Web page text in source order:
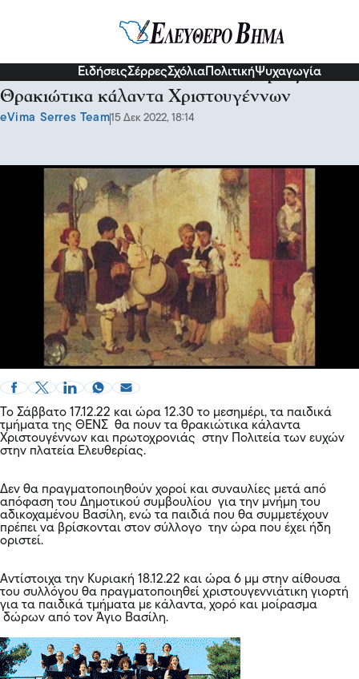
ΕιδήσειςΣέρρεςΣχόλια ΠολιτικήΨυχαγωγία
Το Σάββατο στην Πλατεία Ελευθερίας
Θρακιώτικα κάλαντα Χριστουγέννων
eVima Serres Team15 Δεκ 2022, 18:14
Το Σάββατο 17.12.22 και ώρα 12.30 το μεσημέρι, τα παιδικά
τμήματα της ΘΕΝΣ θα πουν τα θρακιώτικα κάλαντα
Χριστουγέννων και πρωτοχρονιάς στην Πολιτεία των ευχών
στην πλατεία Ελευθερίας.
Δεν θα πραγματοποιηθούν χοροί και συναυλίες μετά από
απόφαση του Δημοτικού συμβουλίου για την μνήμη του
αδικοχαμένου Βασίλη, ενώ τα παιδιά που θα συμμετέχουν
πρέπει να βρίσκονται στον σύλλογο την ώρα που έχει ήδη
οριστεί.
Αντίστοιχα την Κυριακή 18.12.22 και ώρα 6 μμ στην αίθουσα
του συλλόγου θα πραγματοποιηθεί χριστουγεννιάτικη γιορτή
για τα παιδικά τμήματα με κάλαντα, χορό και μοίρασμα
δώρων από τον Άγιο Βασίλη.